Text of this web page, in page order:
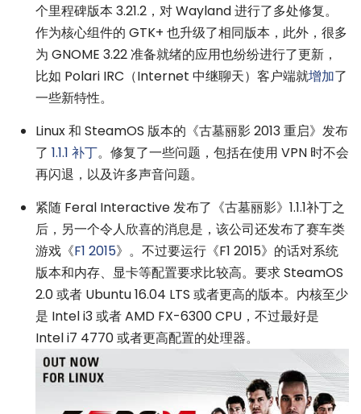
个里程碑版本 3.21.2，对 Wayland 进行了多处修复。
作为核心组件的 GTK+ 也升级了相同版本，此外，很多
为 GNOME 3.22 准备就绪的应用也纷纷进行了更新，
比如 Polari IRC（Internet 中继聊天）客户端就增加了
一些新特性。
Linux 和 SteamOS 版本的《古墓丽影 2013 重启》发布
了 1.1.1 补丁。修复了一些问题，包括在使用 VPN 时不会
再闪退，以及许多声音问题。
紧随 Feral Interactive 发布了《古墓丽影》1.1.1补丁之
后，另一个令人欣喜的消息是，该公司还发布了赛车类
游戏《F1 2015》。不过要运行《F1 2015》的话对系统
版本和内存、显卡等配置要求比较高。要求 SteamOS
2.0 或者 Ubuntu 16.04 LTS 或者更高的版本。内核至少
是 Intel i3 或者 AMD FX-6300 CPU，不过最好是
Intel i7 4770 或者更高配置的处理器。